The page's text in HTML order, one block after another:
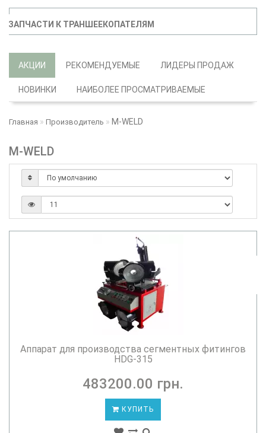
ЗАПЧАСТИ К ТРАНШЕЕКОПАТЕЛЯМ
АКЦИИ РЕКОМЕНДУЕМЫЕ ЛИДЕРЫ ПРОДАЖ
НОВИНКИ НАИБОЛЕЕ ПРОСМАТРИВАЕМЫЕ
Главная Производитель M-WELD
M-WELD
Аппарат для производства сегментных фитингов
HDG-315
483200.00 грн.
КУПИТЬ